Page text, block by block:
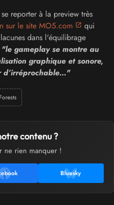
reporter à la preview très
sur le site MO5.com
qui
dans l'équilibrage
"le gameplay se montre au
graphique et sonore,
d’irréprochable…"
contenu ?
ne rien manquer !
Bluesky